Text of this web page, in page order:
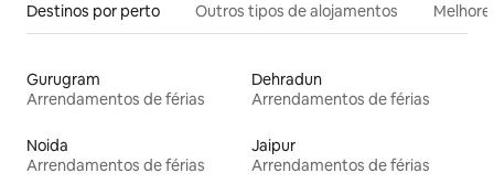
Destinos por perto Outros tipos de alojamentos
Gurugram
Arrendamentos de férias
Dehradun
Arrendamentos de férias
Noida
Arrendamentos de férias
Jaipur
Arrendamentos de férias